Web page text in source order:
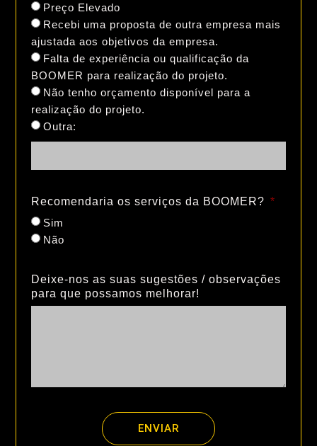
Preço Elevado
Recebi uma proposta de outra empresa mais
ajustada aos objetivos da empresa.
Falta de experiência ou qualificação da
BOOMER para realização do projeto.
Não tenho orçamento disponível para a
realização do projeto.
Outra:
Recomendaria os serviços da BOOMER?
Sim
Não
Deixe-nos as suas sugestões / observações
para que possamos melhorar!
ENVIAR